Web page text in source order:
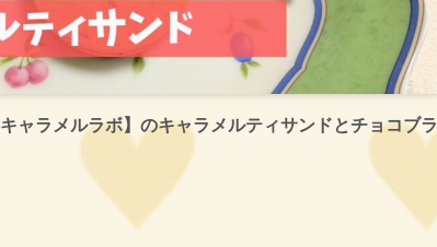
ャラメルラボ】のキャラメルティサンドとチョコブラ